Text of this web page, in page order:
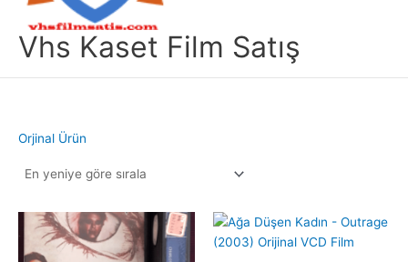
Vhs Kaset Film Satış
Orjinal Ürün